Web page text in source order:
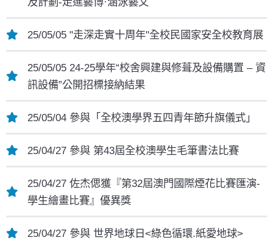
25/05/05 "走深走實十周年"全校民國家安全校教育展
25/05/05 24-25學年“校舍興建與修葺及設備購置 – 資
訊設備”公開招標接納結果
25/05/04 參與「全校澳學界五四青年節升旗儀式」
25/04/27 參與 第43屆全校澳學生毛筆書法比賽
25/04/27 佐杰偲獲『第32屆澳門國際煙花比賽匯演-
學生繪畫比賽』優異獎
25/04/27 參與 世界地球日<綠色循環.紙愛地球>